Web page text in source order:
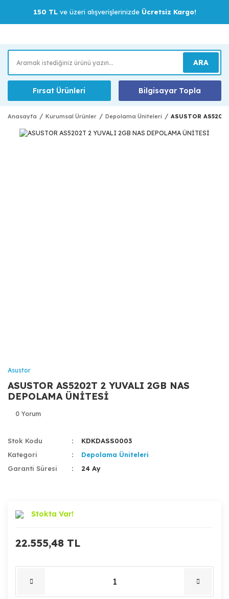
150 TLve üzeri alışverişlerinizde Ücretsiz Kargo!
ARA
Fırsat Ürünleri Bilgisayar Topla
Anasayfa Kurumsal Ürünler Depolama Üniteleri ASUSTOR
Asustor
ASUSTOR AS5202T 2 YUVALI 2GB NAS
DEPOLAMA ÜNİTESİ
0 Yorum
Stok Kodu
KDKDASS0003
Kategori
Depolama Üniteleri
Garanti Süresi
24 Ay
Stokta Var!
22.555,48 TL